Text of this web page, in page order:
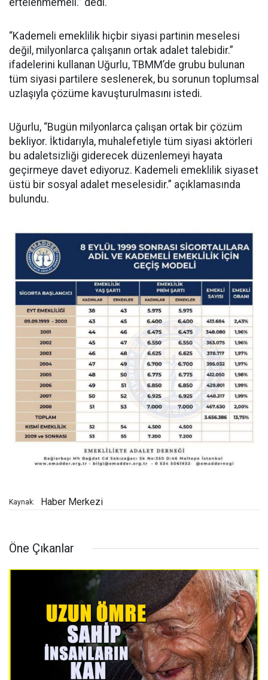
ertelenmemeli.” dedi.
“Kademeli emeklilik hiçbir siyasi partinin meselesi
değil, milyonlarca çalışanın ortak adalet talebidir.”
ifadelerini kullanan Uğurlu, TBMM’de grubu bulunan
tüm siyasi partilere seslenerek, bu sorunun toplumsal
uzlaşıyla çözüme kavuşturulmasını istedi.
Uğurlu, “Bugün milyonlarca çalışan ortak bir çözüm
bekliyor. İktidarıyla, muhalefetiyle tüm siyasi aktörleri
bu adaletsizliği giderecek düzenlemeyi hayata
geçirmeye davet ediyoruz. Kademeli emeklilik siyaset
üstü bir sosyal adalet meselesidir.” açıklamasında
bulundu.
Kaynak: Haber Merkezi
Öne Çıkanlar